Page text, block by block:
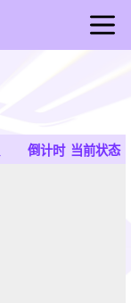
倒计时 当前状态